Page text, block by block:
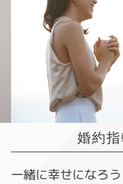
婚約
一緒に幸せになろう